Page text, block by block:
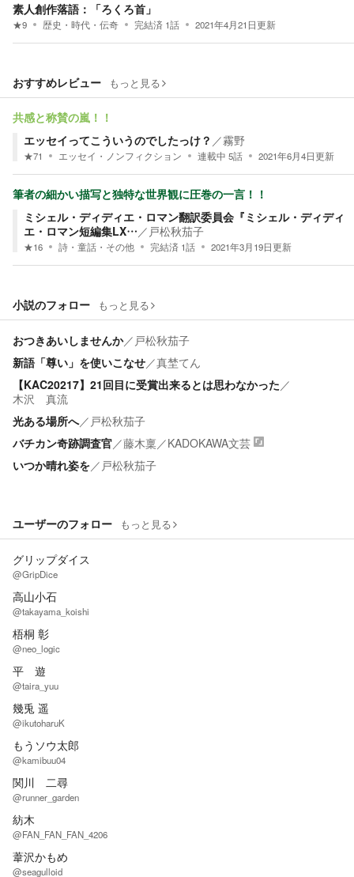
素人創作落語：「ろくろ首」
★9 歴史・時代・伝奇 完結済 1話 2021年4月21日更新
おすすめレビュー もっと見る
共感と称賛の嵐！！
エッセイってこういうのでしたっけ？ ／霧野
★71 エッセイ・ノンフィクション 連載中 5話 2021年6月4日更新
筆者の細かい描写と独特な世界観に圧巻の一言！！
ミシェル・ディディエ・ロマン翻訳委員会『ミシェル・ディディ
エ・ロマン短編集LX…／ 戸松秋茄子
★16 詩・童話・その他 完結済 1話 2021年3月19日更新
小説のフォロー もっと見る
おつきあいしませんか／ 戸松秋茄子
新語「尊い」を使いこなせ／真埜てん
【KAC20217】21回目に受賞出来るとは思わなかった／
木沢 真流
光ある場所へ／ 戸松秋茄子
バチカン奇跡調査官／藤木稟／KADOKAWA文芸
いつか晴れ姿を／ 戸松秋茄子
ユーザーのフォロー もっと見る
グリップダイス
@GripDice
高山小石
@takayama_koishi
梧桐 彰
@neo_logic
平 遊
@taira_yuu
幾兎 遥
@ikutoharuK
もうソウ太郎
@kamibuu04
関川 二尋
@runner_garden
紡木
@FAN_FAN_FAN_4206
葦沢かもめ
@seagulloid